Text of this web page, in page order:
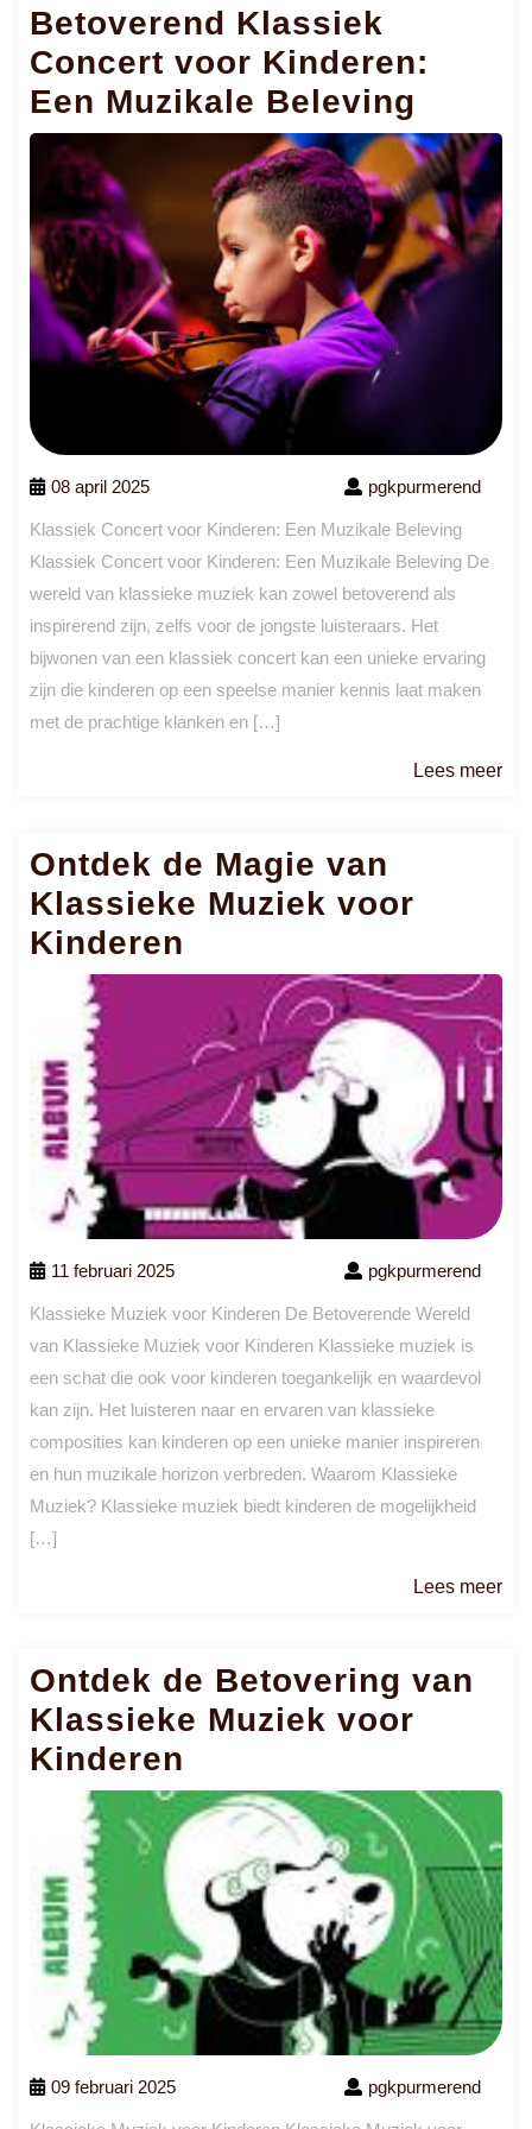
Betoverend Klassiek
Concert voor Kinderen:
Een Muzikale Beleving
08 april 2025 pgkpurmerend
Klassiek Concert voor Kinderen: Een Muzikale Beleving
Klassiek Concert voor Kinderen: Een Muzikale Beleving De
wereld van klassieke muziek kan zowel betoverend als
inspirerend zijn, zelfs voor de jongste luisteraars. Het
bijwonen van een klassiek concert kan een unieke ervaring
zijn die kinderen op een speelse manier kennis laat maken
met de prachtige klanken en […]
Lees meer
Ontdek de Magie van
Klassieke Muziek voor
Kinderen
11 februari 2025 pgkpurmerend
Klassieke Muziek voor Kinderen De Betoverende Wereld
van Klassieke Muziek voor Kinderen Klassieke muziek is
een schat die ook voor kinderen toegankelijk en waardevol
kan zijn. Het luisteren naar en ervaren van klassieke
composities kan kinderen op een unieke manier inspireren
en hun muzikale horizon verbreden. Waarom Klassieke
Muziek? Klassieke muziek biedt kinderen de mogelijkheid
[…]
Lees meer
Ontdek de Betovering van
Klassieke Muziek voor
Kinderen
09 februari 2025 pgkpurmerend